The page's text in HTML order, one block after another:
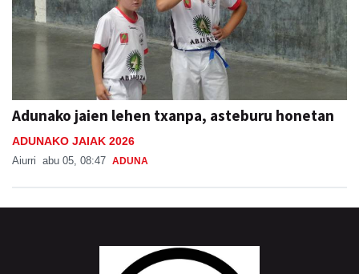
Adunako jaien lehen txanpa, asteburu honetan
ADUNAKO JAIAK 2026
Aiurri abu 05, 08:47 ADUNA